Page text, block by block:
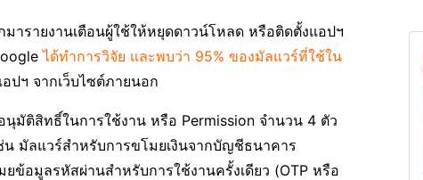
ารายงานเตือนผู้ใช้ให้หยุดดาวน์โหลด หรือติดตั้งแอปฯ
ได้ทำการวิจัย และพบว่า 95% ของมัลแวร์ที่ใช้ใน
ปฯ จากเว็บไซต์ภายนอก
นุมัติสิทธิ์ในการใช้งาน หรือ Permission จำนวน 4 ตัว
น มัลแวร์สำหรับการขโมยเงินจากบัญชีธนาคาร
ข้อมูลรหัสผ่านสำหรับการใช้งานครั้งเดียว (OTP หรือ